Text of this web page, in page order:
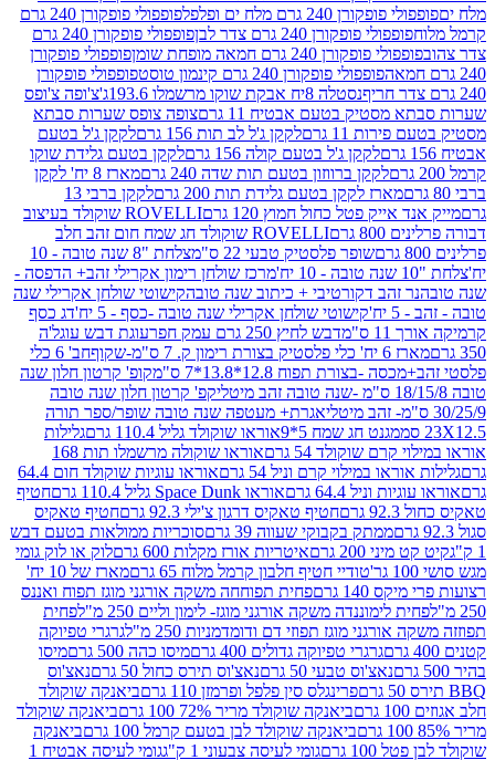
240 גרם מלח ים ופלפל
פופפולי פופקורן 240 גרם
פופפולי פופקורן 240 גרם צדר לבן
פופפולי פופקורן 240 גרם
פופקורן 240 גרם חמאה מופחת שומן
פופפולי פופקורן
פופפולי פופקורן 240 גרם קינמון טוסט
פופפולי פופקורן
נסטלה 8יח אבקת שוקו מרשמלו 193.6ג'
צ'ופה צ'ופס
מסטיק בטעם אבטיח 11 גרם
צופה צופס שערות סבתא
11 גרם
לקקן ג'ל לב תות 156 גרם
לקקן ג'ל בטעם
לקקן ג'ל בטעם קולה 156 גרם
לקקן בטעם גלידת שוקו
לקקן ברווזון בטעם תות שדה 240 גרם
מארז 8 יח' לקקן
מארז לקקן בטעם גלידת תות 200 גרם
לקקן ברבי 13
אייק פטל כחול חמוץ 120 גרם
ROVELLI שוקולד בעיצוב
גרם
ROVELLI שוקולד חג שמח חום זהב חלב
שופר פלסטיק טבעי 22 ס"מ
צלחת "8 שנה טובה - 10
מרכז שולחן רימון אקרילי זהב+ הדפסה -
זהב דקורטיבי + כיתוב שנה טובהקישוטי שולחן אקרילי שנה
קישוטי שולחן אקרילי שנה טובה -כסף - 5 יח'
דג כסף
ס"מ
דבש לחיץ 250 גרם עמק חפר
עוגת דבש עוגל'ה
בצורת רימון ק. 7 ס"מ-שקוף
חב' 6 כלי
-בצורת תפוח 12.8*13.8*7 ס"מ
קופ' קרטון חלון שנה
קפ' קרטון חלון שנה טובה
אגרת+ מעטפה שנה טובה שופר/ספר תורה
מגנט חג שמח 5*9
אוראו שוקולד גליל 110.4 גרם
גלילות
קרם שוקולד 54 גרם
אוראו שוקולה מרשמלו תות 168
במילוי קרם וניל 54 גרם
אוראו עוגיות שוקולד חום 64.4
וניל 64.4 גרם
אוראו Space Dunk גליל 110.4 גרם
חטיף
חטיף טאקיס דרגון צ'ילי 92.3 גרם
חטיף טאקיס
ממתק בקבוקי שעווה 39 גרם
סוכריות ממולאות בטעם דבש
200 גרם
איטריות אורז מקלות 600 גרם
לוק או לוק גומי
טודיי חטיף חלבון קרמל מלוח 65 גרם
מארז של 10 יח'
140 גרם
פחית תפוחחה משקה אורגני מוגז תפוח ואננס
לימוננדה משקה אורגני מוגז- לימון וליים 250 מ"ל
פחית
מוגז תפוזי דם ודומדמניות 250 מ"ל
גרגרי טפיוקה
גרגרי טפיוקה גדולים 400 גרם
מיסו כהה 500 גרם
מיסו
נאצ'וס טבעי 50 גרם
נאצ'וס תירס כחול 50 גרם
נאצ'וס
פרינגלס סין פלפל ופרמזן 110 גרם
ביאנקה שוקולד
ביאנקה שוקולד מריר 72% 100 גרם
ביאנקה שוקולד
ביאנקה שוקולד לבן בטעם קרמל 100 גרם
ביאנקה
גרם
גומי לעיסה צבעוני 1 ק"ג גומי לעיסה אבטיח 1